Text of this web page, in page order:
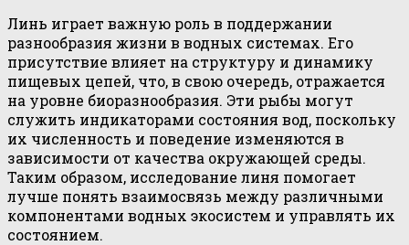
Линь играет важную роль в поддержании
разнообразия жизни в водных системах. Его
присутствие влияет на структуру и динамику
пищевых цепей, что, в свою очередь, отражается
на уровне биоразнообразия. Эти рыбы могут
служить индикаторами состояния вод, поскольку
их численность и поведение изменяются в
зависимости от качества окружающей среды.
Таким образом, исследование линя помогает
лучше понять взаимосвязь между различными
компонентами водных экосистем и управлять их
состоянием.